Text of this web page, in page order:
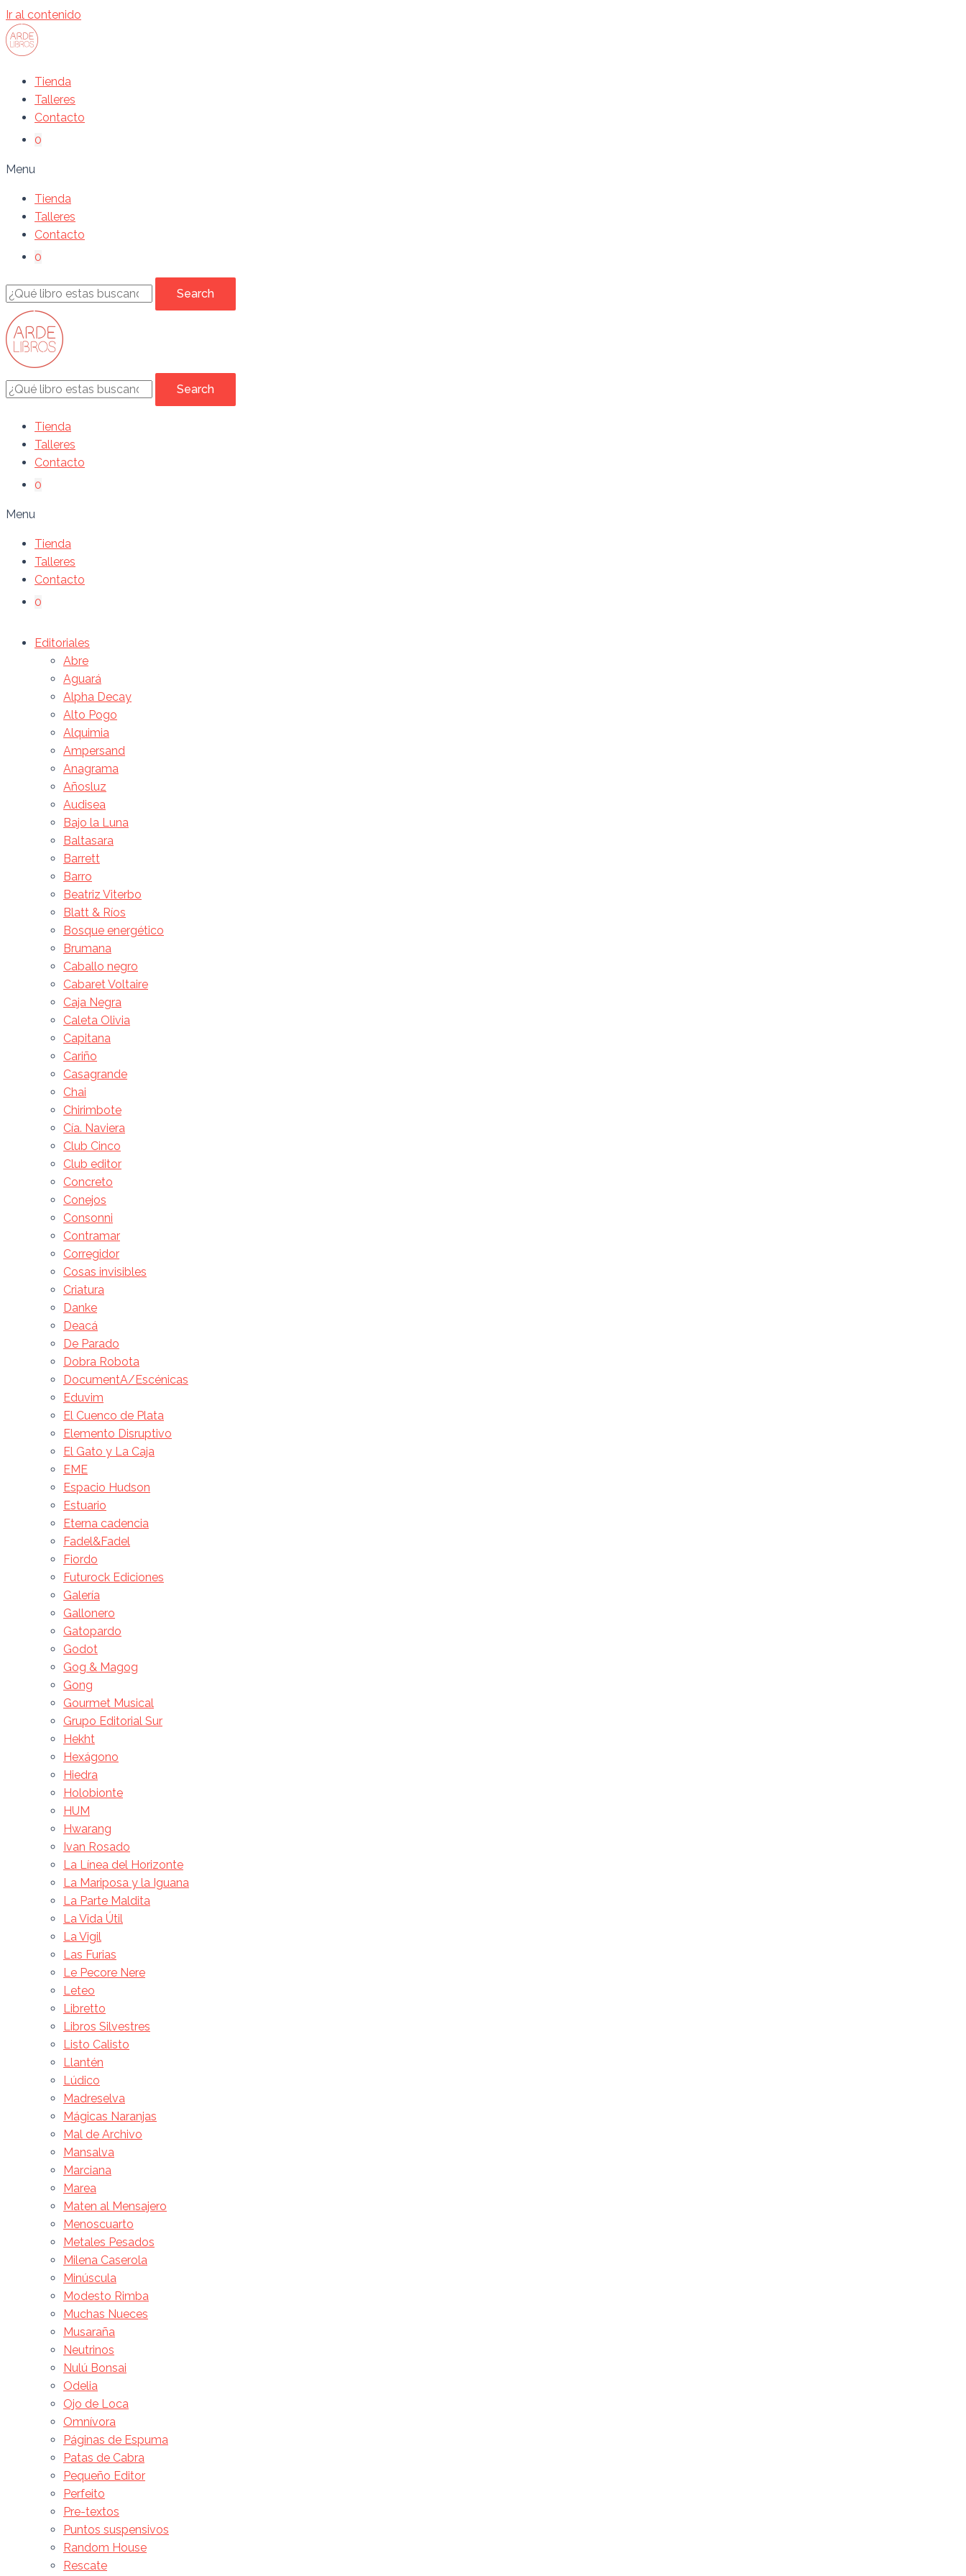
Ir al contenido
Tienda
Talleres
Contacto
0
Menu
Tienda
Talleres
Contacto
0
Search
Search
Tienda
Talleres
Contacto
0
Menu
Tienda
Talleres
Contacto
0
Editoriales
Abre
Aguará
Alpha Decay
Alto Pogo
Alquimia
Ampersand
Anagrama
Añosluz
Audisea
Bajo la Luna
Baltasara
Barrett
Barro
Beatriz Viterbo
Blatt & Ríos
Bosque energético
Brumana
Caballo negro
Cabaret Voltaire
Caja Negra
Caleta Olivia
Capitana
Cariño
Casagrande
Chai
Chirimbote
Cía. Naviera
Club Cinco
Club editor
Concreto
Conejos
Consonni
Contramar
Corregidor
Cosas invisibles
Criatura
Danke
Deacá
De Parado
Dobra Robota
DocumentA/Escénicas
Eduvim
El Cuenco de Plata
Elemento Disruptivo
El Gato y La Caja
EME
Espacio Hudson
Estuario
Eterna cadencia
Fadel&Fadel
Fiordo
Futurock Ediciones
Galería
Gallonero
Gatopardo
Godot
Gog & Magog
Gong
Gourmet Musical
Grupo Editorial Sur
Hekht
Hexágono
Hiedra
Holobionte
HUM
Hwarang
Ivan Rosado
La Línea del Horizonte
La Mariposa y la Iguana
La Parte Maldita
La Vida Útil
La Vigil
Las Furias
Le Pecore Nere
Leteo
Libretto
Libros Silvestres
Listo Calisto
Llantén
Lúdico
Madreselva
Mágicas Naranjas
Mal de Archivo
Mansalva
Marciana
Marea
Maten al Mensajero
Menoscuarto
Metales Pesados
Milena Caserola
Minúscula
Modesto Rimba
Muchas Nueces
Musaraña
Neutrinos
Nulú Bonsai
Odelia
Ojo de Loca
Omnívora
Páginas de Espuma
Patas de Cabra
Pequeño Editor
Perfeito
Pre-textos
Puntos suspensivos
Random House
Rescate